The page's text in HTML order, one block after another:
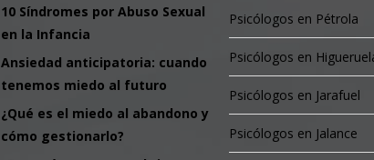
10 Síndromes por Abuso Sexual
en la Infancia
Ansiedad anticipatoria: cuando
tenemos miedo al futuro
¿Qué es el miedo al abandono y
cómo gestionarlo?
Psicólogos en Pétrola
Psicólogos en
Psicólogos en Jarafuel
Psicólogos en Jalance